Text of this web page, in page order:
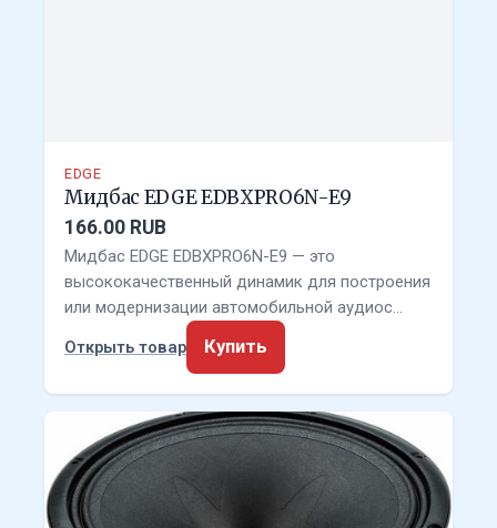
EDGE
Мидбас EDGE EDBXPRO6N-E9
166.00 RUB
Мидбас EDGE EDBXPRO6N-E9 — это
высококачественный динамик для построения
или модернизации автомобильной аудиос…
Открыть товар
Купить